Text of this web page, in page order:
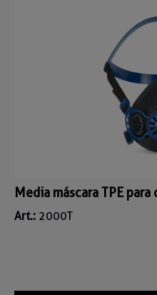
Media máscara TPE
Art.: 2000T